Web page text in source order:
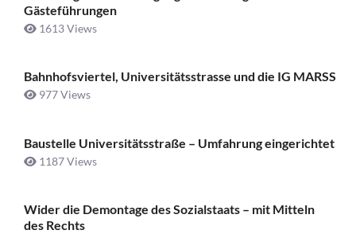
Gästeführungen
1613 Views
Bahnhofsviertel, Universitätsstrasse und die IG MARSS
977 Views
Baustelle Universitätsstraße ­– Umfahrung eingerichtet
1187 Views
Wider die Demontage des Sozialstaats – mit Mitteln
des Rechts